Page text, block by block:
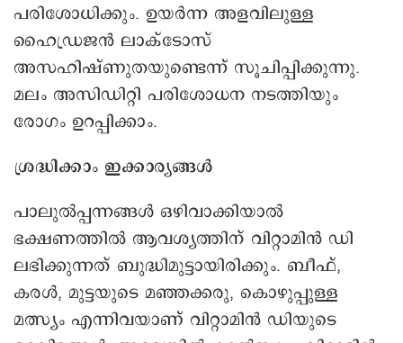
പരിശോധിക്കും. ഉയർന്ന അളവിലുള്ള
ഹൈഡ്രജൻ ലാക്ടോസ്
അസഹിഷ്ണുതയുണ്ടെന്ന് സൂചിപ്പിക്കുന്നു.
മലം അസിഡിറ്റി പരിശോധന നടത്തിയും
രോഗം ഉറപ്പിക്കാം.
ശ്രദ്ധിക്കാം ഇക്കാര്യങ്ങള്‍
പാലുൽപ്പന്നങ്ങൾ ഒഴിവാക്കിയാൽ
ഭക്ഷണത്തിൽ ആവശ്യത്തിന് വിറ്റാമിൻ ഡി
ലഭിക്കുന്നത് ബുദ്ധിമുട്ടായിരിക്കും. ബീഫ്,
കരൾ, മുട്ടയുടെ മഞ്ഞക്കരു, കൊഴുപ്പുള്ള
മത്സ്യം എന്നിവയാണ് വിറ്റാമിൻ ഡിയുടെ